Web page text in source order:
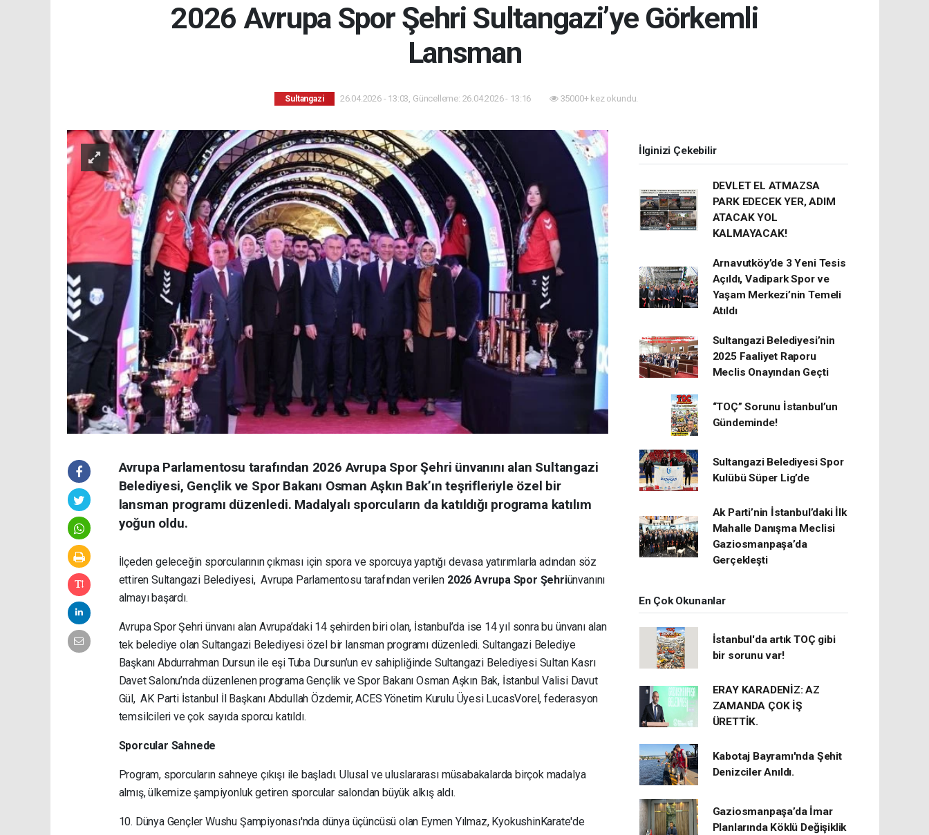
2026 Avrupa Spor Şehri Sultangazi’ye Görkemli
Lansman
Sultangazi 26.04.2026 - 13:03, Güncelleme: 26.04.2026 - 13:16 35000+ kez okundu.
Avrupa Parlamentosu tarafından 2026 Avrupa Spor Şehri ünvanını alan Sultangazi
Belediyesi, Gençlik ve Spor Bakanı Osman Aşkın Bak’ın teşrifleriyle özel bir
lansman programı düzenledi. Madalyalı sporcuların da katıldığı programa katılım
yoğun oldu.
İlçeden geleceğin sporcularının çıkması için spora ve sporcuya yaptığı devasa yatırımlarla adından söz
ettiren Sultangazi Belediyesi, Avrupa Parlamentosu tarafından verilen 2026 Avrupa Spor Şehriünvanını
almayı başardı.
Avrupa Spor Şehri ünvanı alan Avrupa’daki 14 şehirden biri olan, İstanbul’da ise 14 yıl sonra bu ünvanı alan
tek belediye olan Sultangazi Belediyesi özel bir lansman programı düzenledi. Sultangazi Belediye
Başkanı Abdurrahman Dursun ile eşi Tuba Dursun’un ev sahipliğinde Sultangazi Belediyesi Sultan Kasrı
Davet Salonu’nda düzenlenen programa Gençlik ve Spor Bakanı Osman Aşkın Bak, İstanbul Valisi Davut
Gül, AK Parti İstanbul İl Başkanı Abdullah Özdemir, ACES Yönetim Kurulu Üyesi LucasVorel, federasyon
temsilcileri ve çok sayıda sporcu katıldı.
Sporcular Sahnede
Program, sporcuların sahneye çıkışı ile başladı. Ulusal ve uluslararası müsabakalarda birçok madalya
almış, ülkemize şampiyonluk getiren sporcular salondan büyük alkış aldı.
10. Dünya Gençler Wushu Şampiyonası'nda dünya üçüncüsü olan Eymen Yılmaz, KyokushinKarate'de
İlginizi Çekebilir
DEVLET EL ATMAZSA
PARK EDECEK YER, ADIM
ATACAK YOL
KALMAYACAK!
Arnavutköy’de 3 Yeni Tesis
Açıldı, Vadipark Spor ve
Yaşam Merkezi’nin Temeli
Atıldı
Sultangazi Belediyesi’nin
2025 Faaliyet Raporu
Meclis Onayından Geçti
“TOÇ” Sorunu İstanbul’un
Gündeminde!
Sultangazi Belediyesi Spor
Kulübü Süper Lig’de
Ak Parti’nin İstanbul’daki İlk
Mahalle Danışma Meclisi
Gaziosmanpaşa’da
Gerçekleşti
En Çok Okunanlar
İstanbul'da artık TOÇ gibi
bir sorunu var!
ERAY KARADENİZ: AZ
ZAMANDA ÇOK İŞ
ÜRETTİK.
Kabotaj Bayramı'nda Şehit
Denizciler Anıldı.
Gaziosmanpaşa’da İmar
Planlarında Köklü Değişiklik